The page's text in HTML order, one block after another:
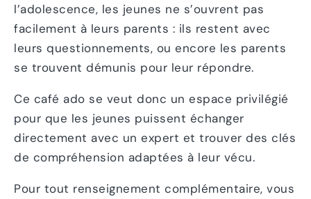
l’adolescence, les jeunes ne s’ouvrent pas
facilement à leurs parents : ils restent avec
leurs questionnements, ou encore les parents
se trouvent démunis pour leur répondre.
Ce café ado se veut donc un espace privilégié
pour que les jeunes puissent échanger
directement avec un expert et trouver des clés
de compréhension adaptées à leur vécu.
Pour tout renseignement complémentaire, vous